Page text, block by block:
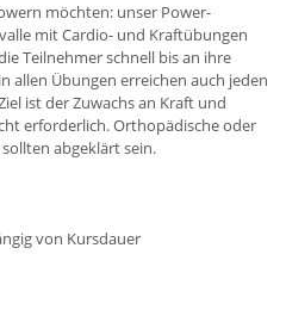
möchten: unser Power-
mit Cardio- und Kraftübungen
Teilnehmer schnell bis an ihre
allen Übungen erreichen auch jeden
ist der Zuwachs an Kraft und
erforderlich. Orthopädische oder
abgeklärt sein.
von Kursdauer